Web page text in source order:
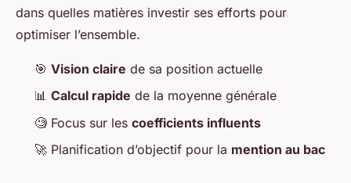
dans quelles matières investir ses efforts pour
optimiser l’ensemble.
🎯 Vision claire de sa position actuelle
📊 Calcul rapide de la moyenne générale
🧐 Focus sur les coefficients influents
🚀 Planification d’objectif pour la mention au bac